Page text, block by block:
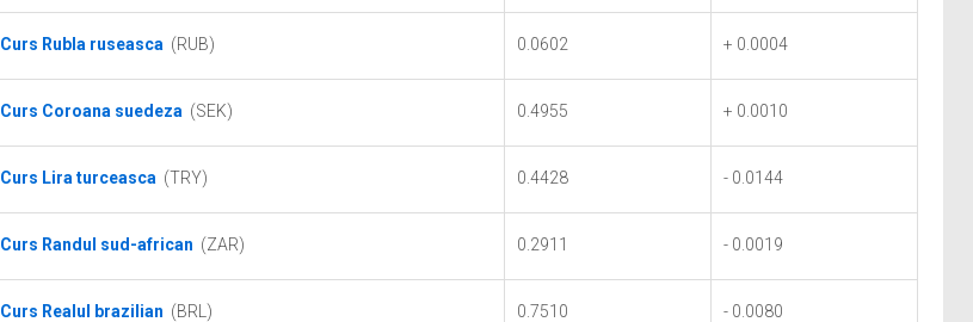
Curs Rubla ruseasca (RUB) 0.0602 + 0.0004
Curs Coroana suedeza (SEK) 0.4955 + 0.0010
Curs Lira turceasca (TRY) 0.4428 - 0.0144
Curs Randul sud-african (ZAR) 0.2911 - 0.0019
Curs Realul brazilian (BRL) 0.7510 - 0.0080